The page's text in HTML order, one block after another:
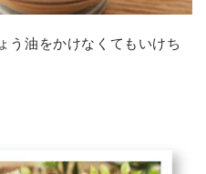
う油をかけなくてもいけち